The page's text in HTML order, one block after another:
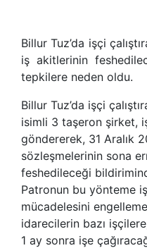
Billur Tuz’da işçi
iş akitlerinin
tepkilere neden oldu.
Billur Tuz’da işçi
isimli 3 taşeron şirket,
göndererek, 31 Aralık
sözleşmelerinin sona
feshedileceği
Patronun bu yönteme
mücadelesini
idarecilerin bazı
1 ay sonra işe